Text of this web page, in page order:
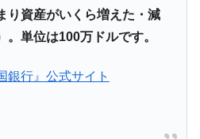
員が「丸刈りになって抗議活
。
り資産がいくら増えた・減
。単位は100万ドルです。
銀行』公式サイト